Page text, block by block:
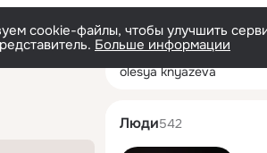
cookie-файлы, чтобы улучшить
Больше информации
olesya knyazeva
Люди542